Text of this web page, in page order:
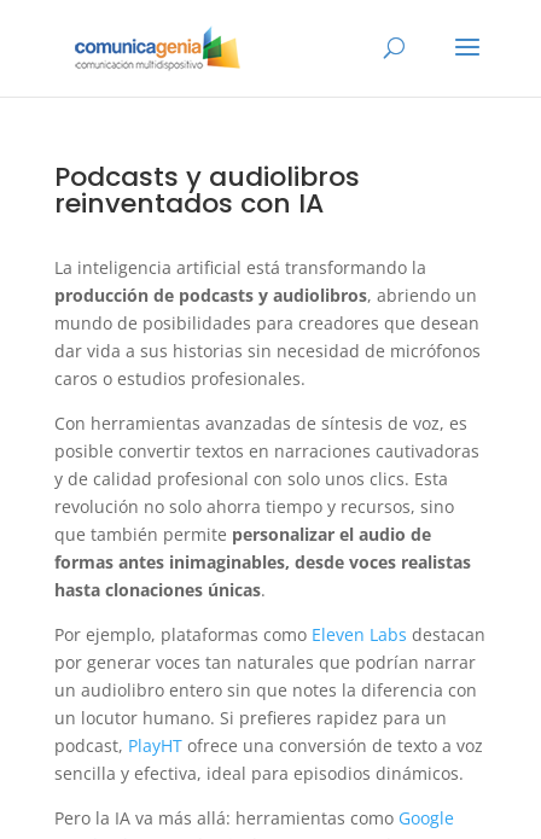
Podcasts y audiolibros
reinventados con IA
La inteligencia artificial está transformando la
producción de podcasts y audiolibros, abriendo un
mundo de posibilidades para creadores que desean
dar vida a sus historias sin necesidad de micrófonos
caros o estudios profesionales.
Con herramientas avanzadas de síntesis de voz, es
posible convertir textos en narraciones cautivadoras
y de calidad profesional con solo unos clics. Esta
revolución no solo ahorra tiempo y recursos, sino
que también permite personalizar el audio de
formas antes inimaginables, desde voces realistas
hasta clonaciones únicas.
Por ejemplo, plataformas como Eleven Labs destacan
por generar voces tan naturales que podrían narrar
un audiolibro entero sin que notes la diferencia con
un locutor humano. Si prefieres rapidez para un
podcast, PlayHTofrece una conversión de texto a voz
sencilla y efectiva, ideal para episodios dinámicos.
Pero la IA va más allá: herramientas como Google